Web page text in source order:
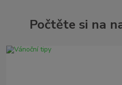
Počtěte si na